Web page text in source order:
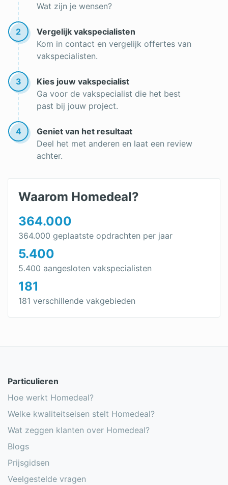
Soorten vloerverwarming
Infrarood vloerverwarming
Elektrische vloerverwarming
Elektrische vloerverwarming aanleggen
Elektrische vloerverwarming badkamer
Noppenplaat vloerverwarming
Wat zijn je wensen?
2
Vergelijk vakspecialisten
Kom in contact en vergelijk offertes van
vakspecialisten.
3
Kies jouw vakspecialist
Ga voor de vakspecialist die het best
past bij jouw project.
4
Geniet van het resultaat
Deel het met anderen en laat een review
achter.
Waarom Homedeal?
364.000
364.000 geplaatste opdrachten per jaar
5.400
5.400 aangesloten vakspecialisten
181
181 verschillende vakgebieden
Particulieren
Hoe werkt Homedeal?
Welke kwaliteitseisen stelt Homedeal?
Wat zeggen klanten over Homedeal?
Blogs
Prijsgidsen
Veelgestelde vragen